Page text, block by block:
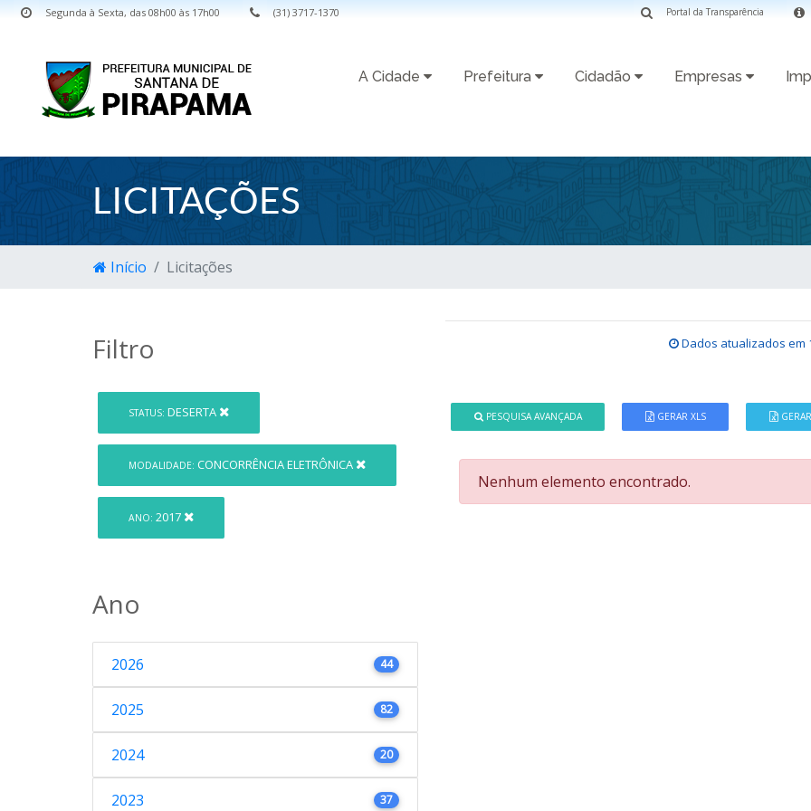
Segunda à Sexta, das 08h00 às 17h00 (31) 3717-1370 Portal da Transparência
A Cidade Prefeitura Cidadão Empresas
LICITAÇÕES
Início Licitações
Filtro
STATUS: DESERTA
MODALIDADE: CONCORRÊNCIA ELETRÔNICA
ANO: 2017
Ano
2026 44
2025 82
2024 20
2023 37
Dados atualizados em
PESQUISA AVANÇADA GERAR XLS
Nenhum elemento encontrado.